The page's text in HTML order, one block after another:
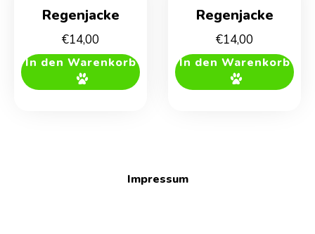
Regenjacke
€14,00
In den Warenkorb
Regenjacke
€14,00
In den Warenkorb
Impressum